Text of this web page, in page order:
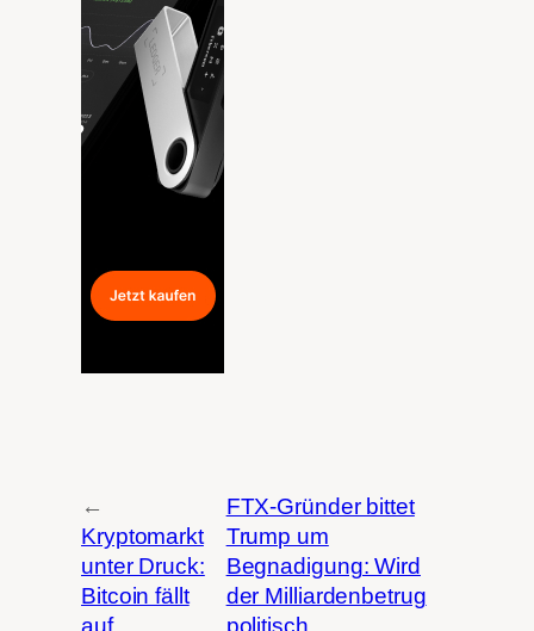
←
Kryptomarkt
unter Druck:
Bitcoin fällt
auf
FTX-Gründer bittet
Trump um
Begnadigung: Wird
der Milliardenbetrug
politisch